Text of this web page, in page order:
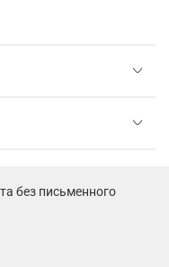
без письменного